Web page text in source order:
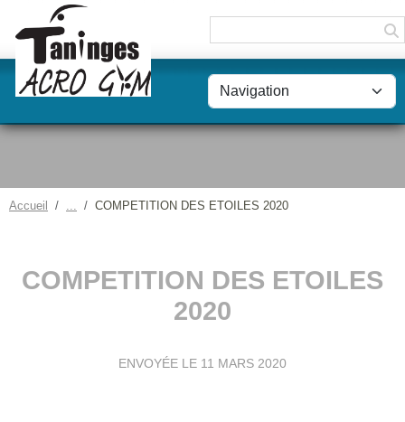
Accueil COMPETITION DES ETOILES 2020
COMPETITION DES ETOILES
2020
ENVOYÉE LE 11 MARS 2020
Panneau de gestion des cookies